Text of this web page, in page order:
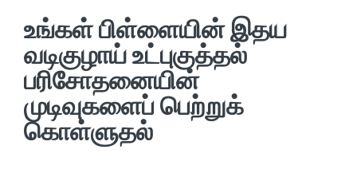
உங்கள் பிள்ளையின் இதய
வடிகுழாய் உட்புகுத்தல்
பரிசோதனையின்
முடிவுகளைப் பெற்றுக்
கொள்ளுதல்